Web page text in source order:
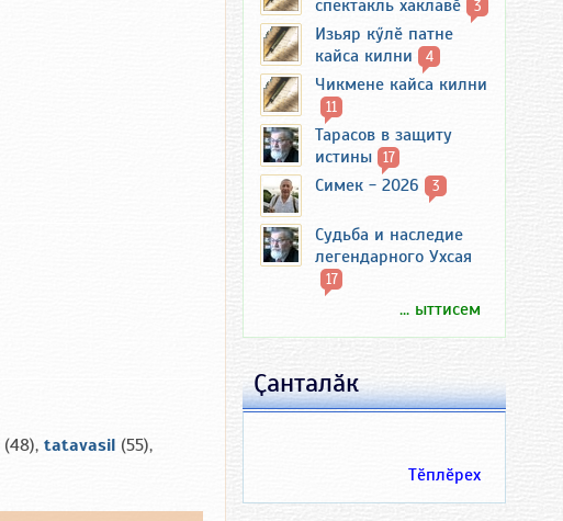
(48), tatavasil (55),
спектакль хаклавӗ
3
Изьяр кӳлӗ патне
кайса килни
4
Чикмене кайса килни
11
Тарасов в защиту
истины 17
Симек - 2026 3
Судьба и наследие
легендарного Ухсая
17
... ыттисем
Ҫанталӑк
Тӗплӗрех